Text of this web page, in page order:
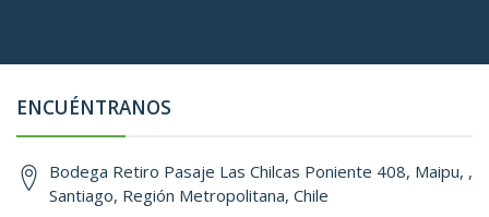
ENCUÉNTRANOS
Bodega Retiro Pasaje Las Chilcas Poniente 408, Maipu, ,
Santiago, Región Metropolitana, Chile